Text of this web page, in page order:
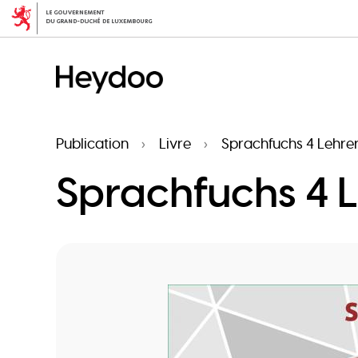
principal
Publication Livre Sprachfuchs 4
Sprachfuchs 4